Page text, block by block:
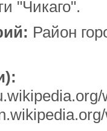
"Чикаго".
Район